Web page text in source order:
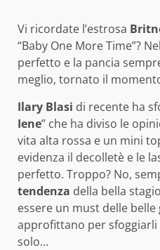
Vi ricordate l’estrosa
“Baby One More Time”?
perfetto e la pancia
meglio, tornato il
Ilary Blasi di recente ha
Iene” che ha diviso le
vita alta rossa e un mini
evidenza il decolletè e le
perfetto. Troppo? No,
tendenza della bella
essere un must delle
approfittano per sfoggiarli
solo…